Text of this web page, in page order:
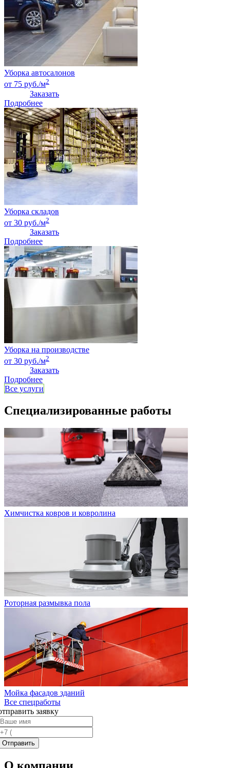
Уборка автосалонов
от 75 руб./м2
Заказать
Подробнее
Уборка складов
от 30 руб./м2
Заказать
Подробнее
Уборка на производстве
от 30 руб./м2
Заказать
Подробнее
Все услуги
Специализированные работы
Химчистка ковров и ковролина
Роторная размывка пола
Мойка фасадов зданий
Все спецработы
заявку